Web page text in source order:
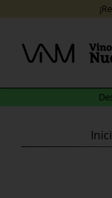
content